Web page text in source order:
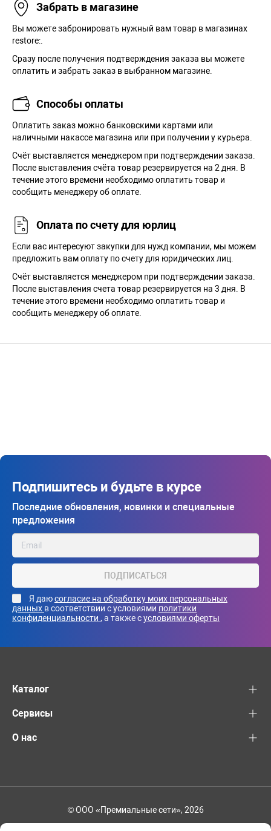
Забрать в магазине
Вы можете забронировать нужный вам товар в магазинах
restore:.
Сразу после получения подтверждения заказа вы можете
оплатить и забрать заказ в выбранном магазине.
Способы оплаты
Оплатить заказ можно банковскими картами или
наличными накассе магазина или при получении у курьера.
Cчёт выставляется менеджером при подтверждении заказа.
После выставления счёта товар резервируется на 2 дня. В
течение этого времени необходимо оплатить товар и
сообщить менеджеру об оплате.
Оплата по счету для юрлиц
Если вас интересуют закупки для нужд компании, мы можем
предложить вам оплату по счету для юридических лиц.
Счёт выставляется менеджером при подтверждении заказа.
После выставления счета товар резервируется на 3 дня. В
течение этого времени необходимо оплатить товар и
сообщить менеджеру об оплате.
Подпишитесь и будьте в курсе
Последние обновления, новинки и специальные
предложения
ПОДПИСАТЬСЯ
Я даюсогласие на обработку моих персональных
данных в соответствии с условиями политики
конфиденциальности , а также сусловиями оферты
Каталог
Сервисы
О нас
© ООО «Премиальные сети», 2026